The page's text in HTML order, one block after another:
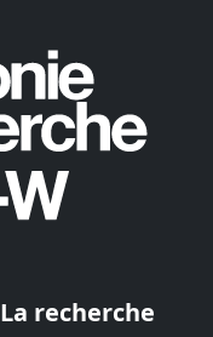
La recherche